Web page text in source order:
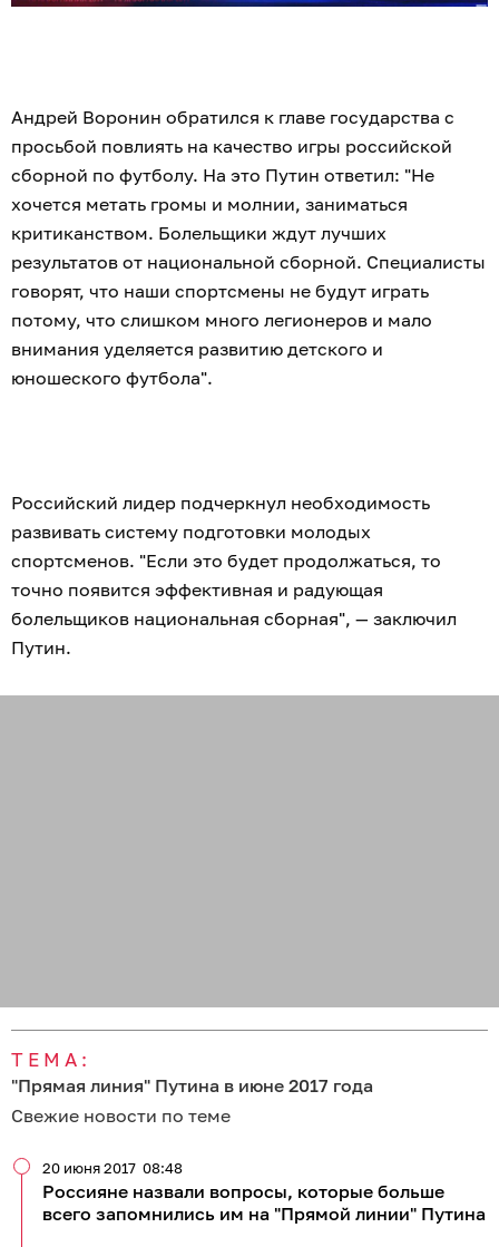
Андрей Воронин обратился к главе государства с
просьбой повлиять на качество игры российской
сборной по футболу. На это Путин ответил: "Не
хочется метать громы и молнии, заниматься
критиканством. Болельщики ждут лучших
результатов от национальной сборной. Специалисты
говорят, что наши спортсмены не будут играть
потому, что слишком много легионеров и мало
внимания уделяется развитию детского и
юношеского футбола".
Российский лидер подчеркнул необходимость
развивать систему подготовки молодых
спортсменов. "Если это будет продолжаться, то
точно появится эффективная и радующая
болельщиков национальная сборная", — заключил
Путин.
ТЕМА:
"Прямая линия" Путина в июне 2017 года
Свежие новости по теме
Россияне назвали вопросы, которые больше
всего запомнились им на "Прямой линии" Путина
20 июня 2017 08:48